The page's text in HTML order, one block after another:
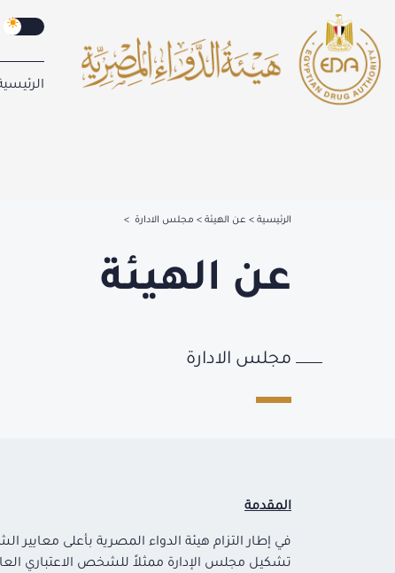
الرئيسية عن الهيئة مجلس الادارة
عن الهيئة
مجلس الادارة
المقدمة
في إطار التزام هيئة الدواء المصرية بأعلى
تشكيل مجلس الإدارة ممثلاً للشخص الاعتباري